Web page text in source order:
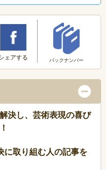
ェアする バックナンバー
決し、芸術表現の喜び
に取り組む人の記事を